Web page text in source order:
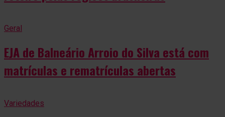
Geral
EJA de Balneário Arroio do Silva está com
matrículas e rematrículas abertas
Variedades